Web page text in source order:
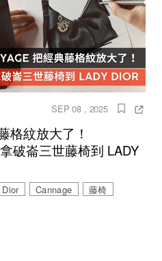
SEP 08 , 2025
格紋放大了！
破崙三世藤椅到 LADY
Cannage
藤椅